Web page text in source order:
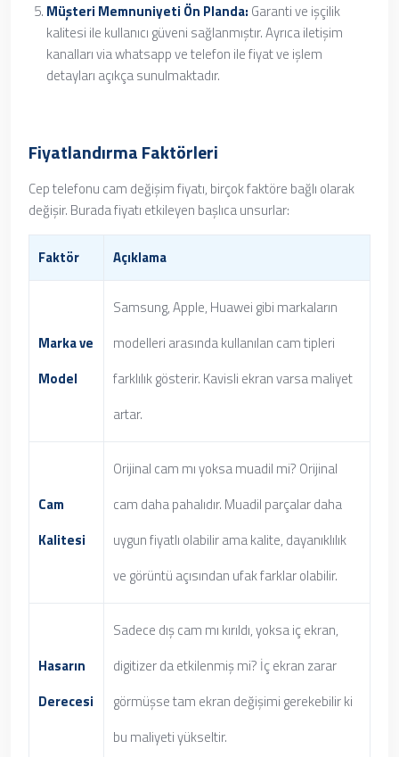
Müşteri Memnuniyeti Ön Planda: Garanti ve işçilik
kalitesi ile kullanıcı güveni sağlanmıştır. Ayrıca iletişim
kanalları via whatsapp ve telefon ile fiyat ve işlem
detayları açıkça sunulmaktadır.
Fiyatlandırma Faktörleri
Cep telefonu cam değişim fiyatı, birçok faktöre bağlı olarak
değişir. Burada fiyatı etkileyen başlıca unsurlar:
Faktör Açıklama
Marka ve
Model
Samsung, Apple, Huawei gibi markaların
modelleri arasında kullanılan cam tipleri
farklılık gösterir. Kavisli ekran varsa maliyet
artar.
Cam
Kalitesi
Orijinal cam mı yoksa muadil mi? Orijinal
cam daha pahalıdır. Muadil parçalar daha
uygun fiyatlı olabilir ama kalite, dayanıklılık
ve görüntü açısından ufak farklar olabilir.
Hasarın
Derecesi
Sadece dış cam mı kırıldı, yoksa iç ekran,
digitizer da etkilenmiş mi? İç ekran zarar
görmüşse tam ekran değişimi gerekebilir ki
bu maliyeti yükseltir.